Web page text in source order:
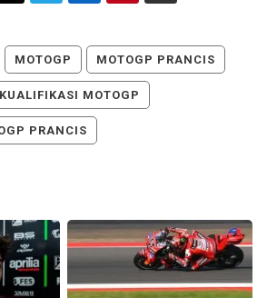
MOTOGP MOTOGP PRANCIS
KUALIFIKASI MOTOGP
PRANCIS